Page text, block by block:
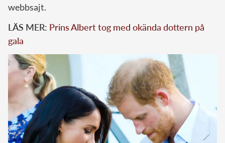
webbsajt.
LÄS MER: Prins Albert tog med okända dottern på
gala